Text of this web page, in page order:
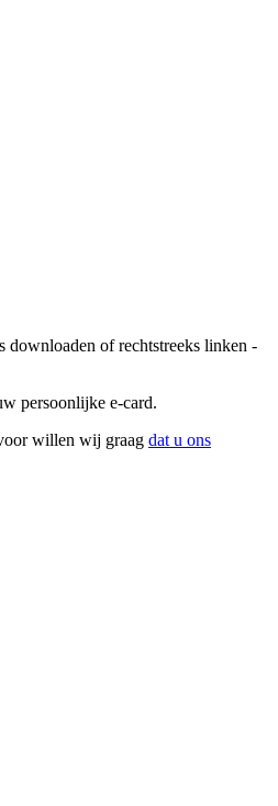
downloaden of rechtstreeks linken -
persoonlijke e-card.
willen wij graag dat u ons